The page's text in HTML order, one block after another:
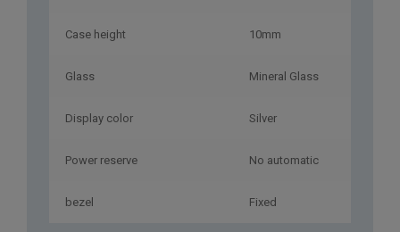
Case height 10mm
Glass Mineral Glass
Display color Silver
Power reserve No automatic
bezel Fixed